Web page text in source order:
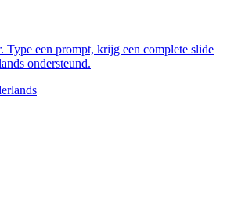
Type een prompt, krijg een complete slide
ondersteund.